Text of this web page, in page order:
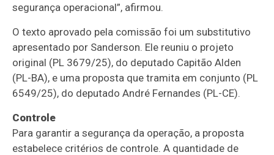
segurança operacional”, afirmou.
O texto aprovado pela comissão foi umsubstitutivo
apresentado por Sanderson. Ele reuniu o projeto
original (PL 3679/25), do deputado Capitão Alden
(PL-BA), e uma proposta que tramita em conjunto (PL
6549/25), do deputado André Fernandes (PL-CE).
Controle
Para garantir a segurança da operação, a proposta
estabelece critérios de controle. A quantidade de